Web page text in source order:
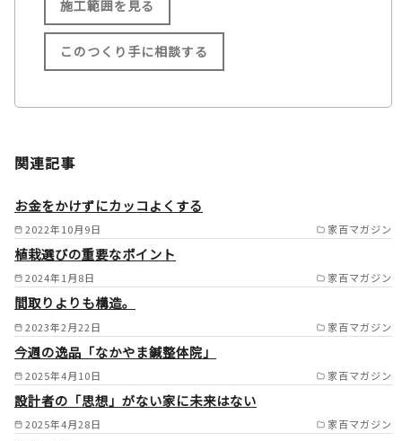
施工範囲を見る
施工範囲
磨町/三木市/小野市/加東市/加
西市/神崎郡神河町/神崎郡福崎
町/西脇市の一部/多可町/宍粟
市/山崎町/佐用郡/明石市西部/
岡山県備前市/岡山県瀬戸内市
/
このつくり手に相談する
関連記事
2022年10月9日 家百マガジン
お金をかけずにカッコよくする
2024年1月8日 家百マガジン
植栽選びの重要なポイント
2023年2月22日 家百マガジン
間取りよりも構造。
2025年4月10日 家百マガジン
今週の逸品「なかやま鍼整体院」
2025年4月28日 家百マガジン
設計者の「思想」がない家に未来はない